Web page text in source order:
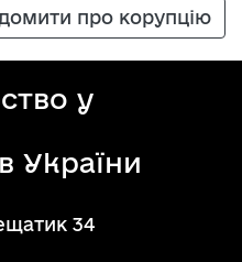
про корупцію
у
України
34